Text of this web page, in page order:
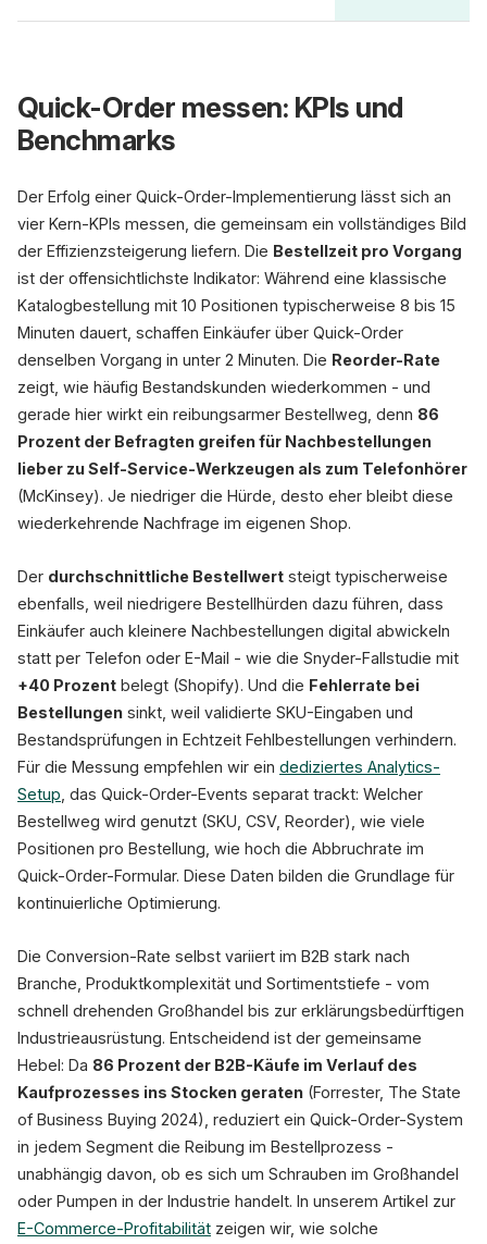
Quick-Order messen: KPIs und
Benchmarks
Der Erfolg einer Quick-Order-Implementierung lässt sich an
vier Kern-KPIs messen, die gemeinsam ein vollständiges Bild
der Effizienzsteigerung liefern. Die Bestellzeit pro Vorgang
ist der offensichtlichste Indikator: Während eine klassische
Katalogbestellung mit 10 Positionen typischerweise 8 bis 15
Minuten dauert, schaffen Einkäufer über Quick-Order
denselben Vorgang in unter 2 Minuten. Die Reorder-Rate
zeigt, wie häufig Bestandskunden wiederkommen - und
gerade hier wirkt ein reibungsarmer Bestellweg, denn 86
Prozent der Befragten greifen für Nachbestellungen
lieber zu Self-Service-Werkzeugen als zum Telefonhörer
(McKinsey). Je niedriger die Hürde, desto eher bleibt diese
wiederkehrende Nachfrage im eigenen Shop.
Der durchschnittliche Bestellwert steigt typischerweise
ebenfalls, weil niedrigere Bestellhürden dazu führen, dass
Einkäufer auch kleinere Nachbestellungen digital abwickeln
statt per Telefon oder E-Mail - wie die Snyder-Fallstudie mit
+40 Prozent belegt (Shopify). Und die Fehlerrate bei
Bestellungen sinkt, weil validierte SKU-Eingaben und
Bestandsprüfungen in Echtzeit Fehlbestellungen verhindern.
Für die Messung empfehlen wir ein dediziertes Analytics-
Setup , das Quick-Order-Events separat trackt: Welcher
Bestellweg wird genutzt (SKU, CSV, Reorder), wie viele
Positionen pro Bestellung, wie hoch die Abbruchrate im
Quick-Order-Formular. Diese Daten bilden die Grundlage für
kontinuierliche Optimierung.
Die Conversion-Rate selbst variiert im B2B stark nach
Branche, Produktkomplexität und Sortimentstiefe - vom
schnell drehenden Großhandel bis zur erklärungsbedürftigen
Industrieausrüstung. Entscheidend ist der gemeinsame
Hebel: Da 86 Prozent der B2B-Käufe im Verlauf des
Kaufprozesses ins Stocken geraten (Forrester, The State
of Business Buying 2024), reduziert ein Quick-Order-System
in jedem Segment die Reibung im Bestellprozess -
unabhängig davon, ob es sich um Schrauben im Großhandel
oder Pumpen in der Industrie handelt. In unserem Artikel zur
E-Commerce-Profitabilität zeigen wir, wie solche